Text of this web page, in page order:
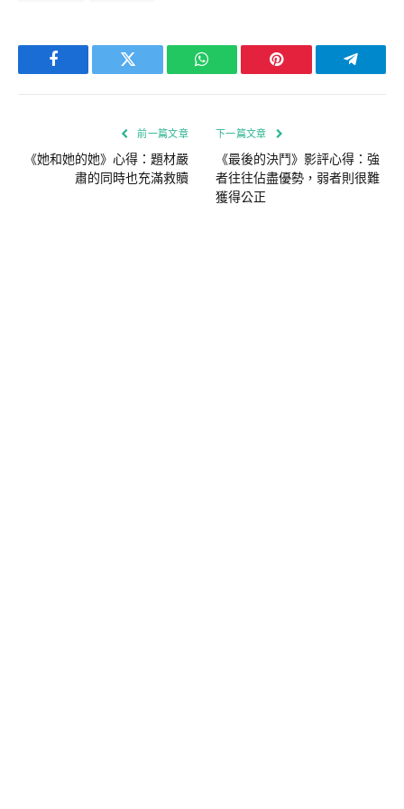
Facebook Twitter WhatsApp Pinterest
前一篇文章
《她和她的她》心得：題材嚴
肅的同時也充滿救贖
下一篇文章
《最後的決鬥》影評心得：強
者往往佔盡優勢，弱者則很難
獲得公正